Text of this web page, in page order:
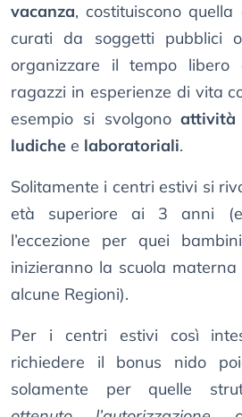
vacanza, costituiscono
curati da soggetti pubblici
organizzare il tempo
ragazzi in esperienze di vita
esempio si svolgonoattività
ludiche e laboratoriali.
Solitamente i centri estivi si
età superiore ai 3 anni
l’eccezione per quei
inizieranno la scuola
alcune Regioni).
Per i centri estivi così
richiedere il bonus nido
solamente per quelle